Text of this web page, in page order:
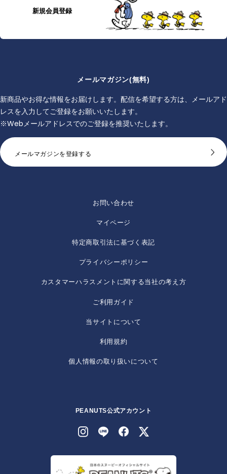
新規会員登録
メールマガジン(無料)
新商品やお得な情報をお届けします。配信を希望する方は、メールアド
レスを入力してご登録をお願いいたします。
※Webメールアドレスでのご登録を推奨いたします。
メールマガジンを登録する
お問い合わせ
マイページ
特定商取引法に基づく表記
プライバシーポリシー
カスタマーハラスメントに関する当社の考え方
ご利用ガイド
当サイトについて
利用規約
個人情報の取り扱いについて
PEANUTS公式アカウント